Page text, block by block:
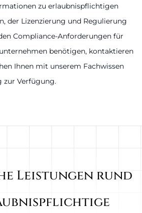
zu erlaubnispflichtigen
der Lizenzierung und Regulierung
Compliance-Anforderungen für
benötigen, kontaktieren
Ihnen mit unserem Fachwissen
zur Verfügung.
Leistungen rund